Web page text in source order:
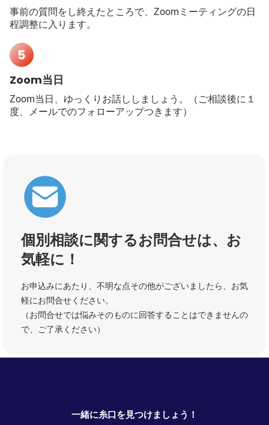
事前の質問をし終えたところで、Zoomミーティングの日
程調整に入ります。
Zoom当日
Zoom当日、ゆっくりお話ししましょう。（ご相談後に１
度、メールでのフォローアップつきます）
個別相談に関するお問合せは、お
気軽に！
お申込みにあたり、不明な点その他がございましたら、お気
軽にお問合せください。
（お問合せでは悩みそのものに回答することはできませんの
で、ご了承ください）
一緒に糸口を見つけましょう！